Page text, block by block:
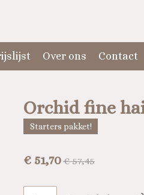
Over ons Contact
Orchid fine
Starters pakket!
€ 51,70€ 57,45